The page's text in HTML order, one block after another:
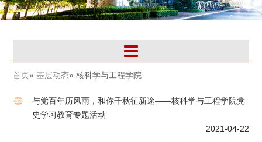
首页»基层动态» 核科学与工程学院
与党百年历风雨，和你千秋征新途——核科学与工程学院党
史学习教育专题活动
2021-04-22